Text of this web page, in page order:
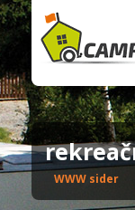
WWW sider